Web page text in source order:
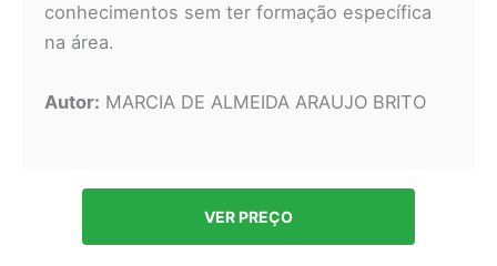
conhecimentos sem ter formação específica
na área.
Autor: MARCIA DE ALMEIDA ARAUJO BRITO
VER PREÇO